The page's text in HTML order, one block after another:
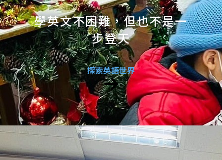
學英文不困難，但也不是一
步登天
探索英語世界